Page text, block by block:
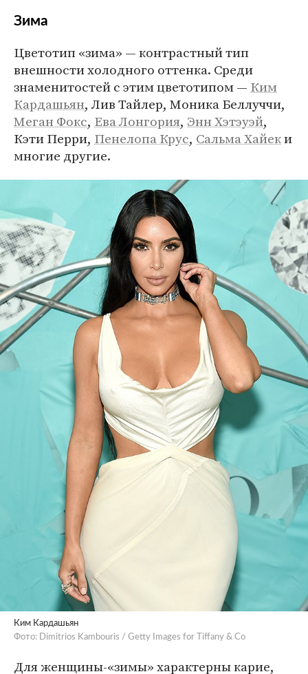
Зима
Цветотип «зима» — контрастный тип
внешности холодного оттенка. Среди
знаменитостей с этим цветотипом — Ким
Кардашьян, Лив Тайлер, Моника Беллуччи,
Меган Фокс, Ева Лонгория, Энн Хэтэуэй,
Кэти Перри, Пенелопа Крус, Сальма Хайеки
многие другие.
Ким Кардашьян
Фото: Dimitrios Kambouris / Getty Images for Tiffany & Co
Для женщины-«зимы» характерны карие,